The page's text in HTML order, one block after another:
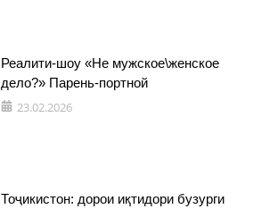
Реалити-шоу «Не мужское\женское
дело?» Парень-портной
23.02.2026
Тоҷикистон: дорои иқтидори бузурги